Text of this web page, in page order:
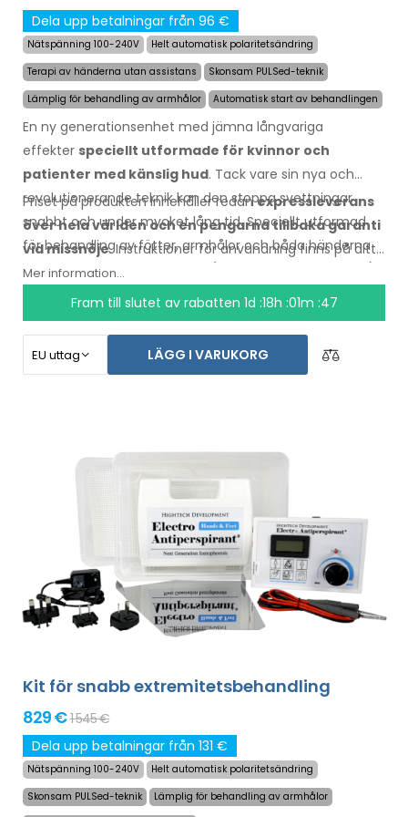
Dela upp betalningar från 96 €
Nätspänning 100-240V
Helt automatisk polaritetsändring
Terapi av händerna utan assistans
Skonsam PULSed-teknik
Lämplig för behandling av armhålor
Automatisk start av behandlingen
En ny generationsenhet med jämna långvariga
effekter speciellt utformade för kvinnor och
patienter med känslig hud. Tack vare sin nya och
revolutionerande teknik kan den stoppa svettningar
snabbt och under mycket lång tid. Speciellt utformad
för behandling av fötter, armhålor och båda händerna
utan hjälp av andra personer (allt ingår i grundpaketet).
Priset på produkten innehåller redanexpressleverans
över hela världen och en pengarna tillbaka garanti
vid missnöje. Instruktioner för användning finns på ditt
språk.
Mer information...
Fram till slutet av rabatten 1d :18h :01m :46
LÄGG I VARUKORG
Kit för snabb extremitetsbehandling
829 €1 545 €
Dela upp betalningar från 131 €
Nätspänning 100-240V
Helt automatisk polaritetsändring
Skonsam PULSed-teknik
Lämplig för behandling av armhålor